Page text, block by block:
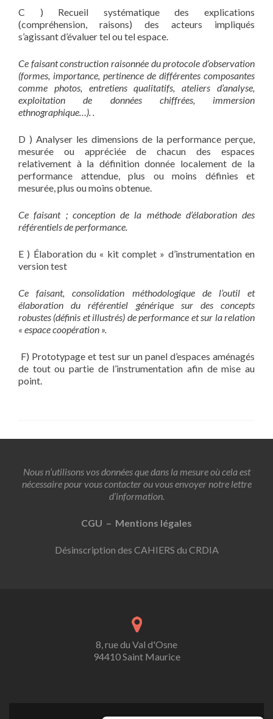
C ) Recueil systématique des explications
(compréhension, raisons) des acteurs impliqués
s’agissant d’évaluer tel ou tel espace.
Ce faisant construction raisonnée du protocole d’observation
(formes, importance, pertinence de différentes composantes
comme photos, entretiens qualitatifs, ateliers d’analyse,
exploitation de données chiffrées, immersion
ethnographique…). .
D ) Analyser les dimensions de la performance perçue,
mesurée ou appréciée de chacun des espaces
relativement à la définition donnée localement de la
performance attendue, plus ou moins définies et
mesurée, plus ou moins obtenue.
Ce faisant ; conception de la méthode d’élaboration des
référentiels de performance.
E ) Élaboration du « kit complet » d’instrumentation en
version test
Ce faisant, consolidation méthodologique de l’outil et
élaboration du référentiel générique sur des concepts
robustes (définis et illustrés) de performance et sur la relation
« espace coopération ».
F) Prototypage et test sur un panel d’espaces aménagés
de tout ou partie de l’instrumentation afin de mise au
point.
Nous n’utilisons vos données que dans la mesure où cela est
nécessaire pour vous contacter ou vous envoyer notre lettre
d’information.
CGU – Mentions légales
Désinscription des CAHIERS du CRDIA
8, rue du Val d'Osne
94410 Saint Maurice